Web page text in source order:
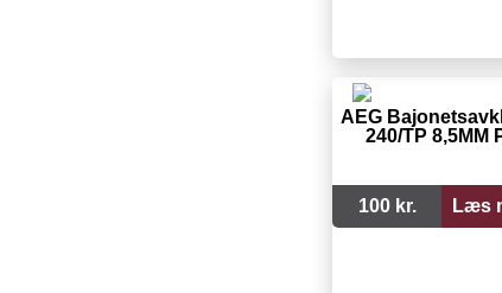
AEG
240/TP 8,5MM
100 kr. Læs